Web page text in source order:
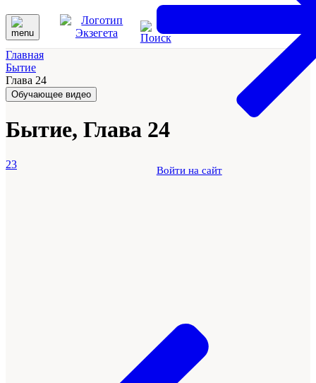
Войти на сайт
Главная
Бытие
Глава 24
Обучающее видео
Бытие, Глава 24
23